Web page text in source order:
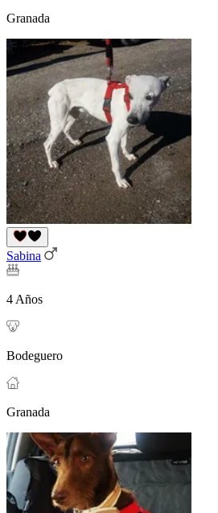
Granada
Sabina
4 Años
Bodeguero
Granada